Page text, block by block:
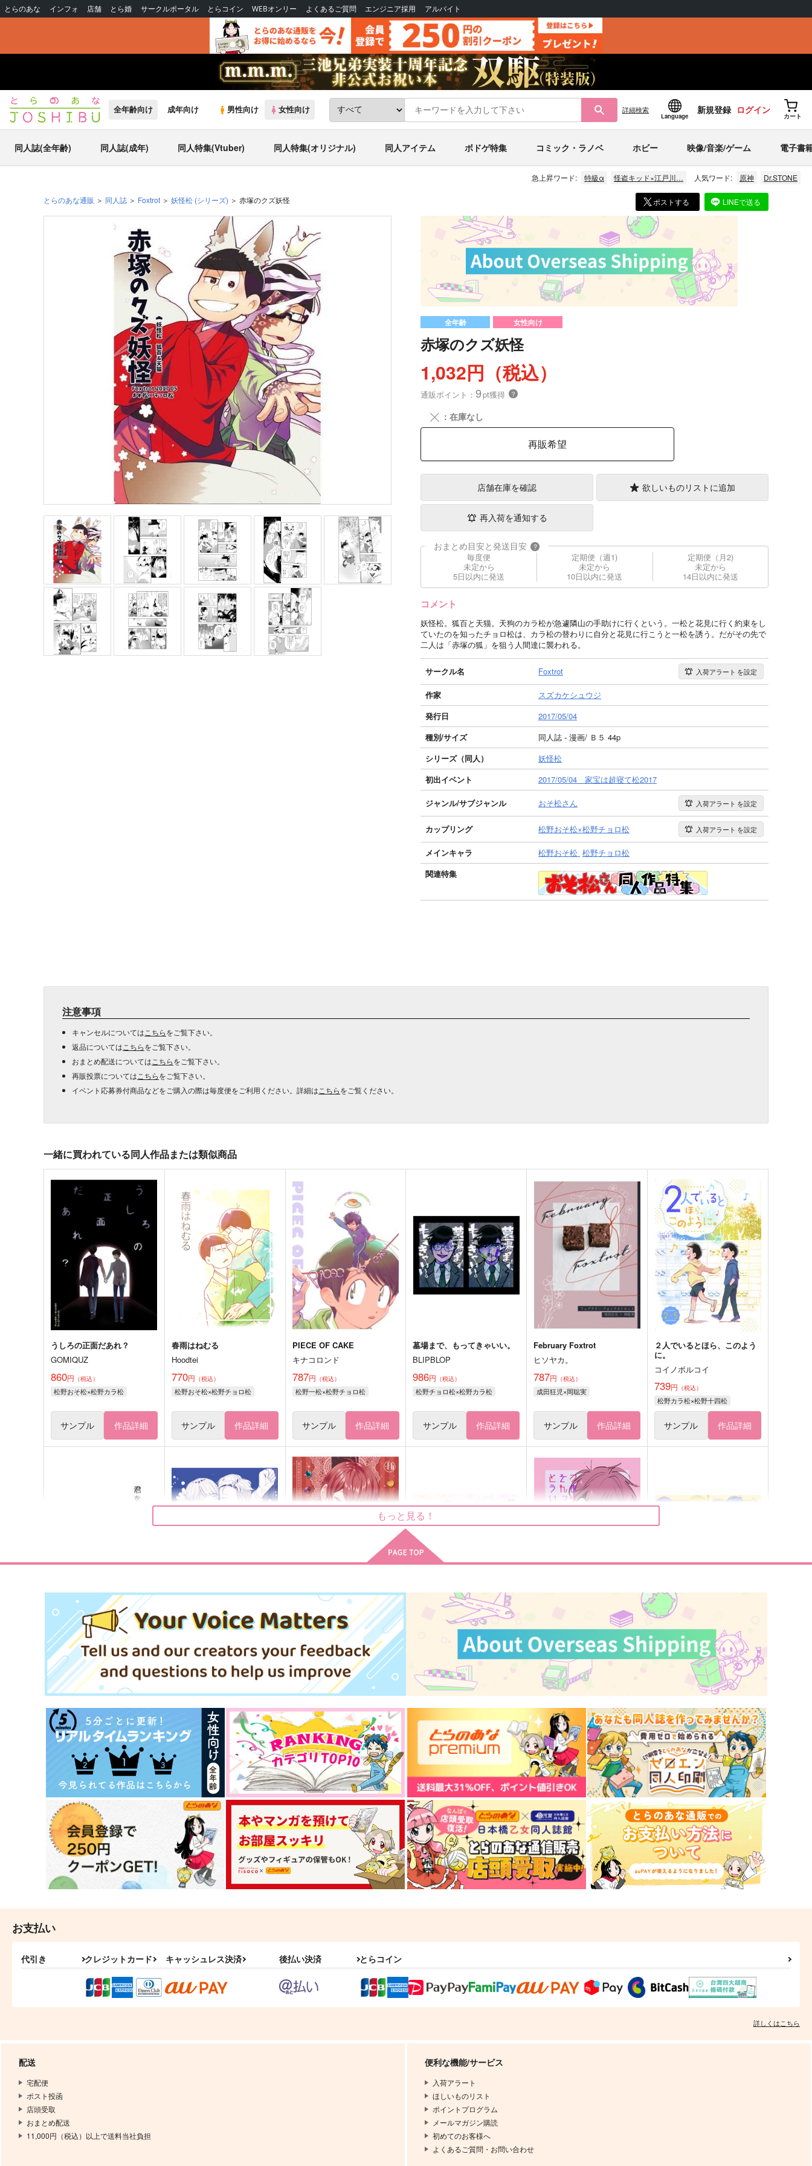
とらのあな インフォ 店舗 とら婚 サークルポータル とらコイン WEBオンリー よくあるご質問 エンジニア採用 アルバイト
全年齢向け 成年向け 男性向け 女性向け 詳細検索
Language
新規登録 ログイン
カート
同人誌(全年齢) 同人誌(成年) 同人特集(Vtuber) 同人特集(オリジナル) 同人アイテム ボドゲ特集 コミック・ラノベ ホビー 映像/音楽/ゲーム 電子書
急上昇ワード: 特級α 怪盗キッド×江戸川… 人気ワード: 原神 Dr.STONE
とらのあな通販 同人誌 Foxtrot 妖怪松 (シリーズ) 赤塚のクズ妖怪 ポストする LINEで送る
全年齢 女性向け
赤塚のクズ妖怪
1,032円（税込）
通販ポイント： 9pt獲得 ？
╳ ：在庫なし
再販希望
店舗在庫を確認 欲しいものリストに追加
再入荷を通知する
おまとめ目安と発送目安 ?
毎度便
未定から
5日以内に発送
定期便（週1)
未定から
10日以内に発送
定期便（月2)
未定から
14日以内に発送
コメント
妖怪松。狐百と天猫。天狗のカラ松が急遽隣山の手助けに行くという。一松と花見に行く約束をし
ていたのを知ったチョロ松は、カラ松の替わりに自分と花見に行こうと一松を誘う。だがその先で
二人は「赤塚の狐」を狙う人間達に襲われる。
サークル名 Foxtrot 入荷アラート を設定
作家
スズカケシュウジ
発行日
2017/05/04
種別/サイズ
同人誌 - 漫画/ Ｂ５ 44p
シリーズ（同人）
妖怪松
初出イベント
2017/05/04 家宝は超寝て松2017
ジャンル/サブジャンル おそ松さん 入荷アラート を設定
カップリング 松野おそ松×松野チョロ松 入荷アラート を設定
メインキャラ 松野おそ松 松野チョロ松
関連特集
注意事項
キャンセルについては こちらをご覧下さい。
返品については こちらをご覧下さい。
おまとめ配送については こちらをご覧下さい。
再販投票については こちらをご覧下さい。
イベント応募券付商品などをご購入の際は毎度便をご利用ください。詳細は こちらをご覧ください。
一緒に買われている同人作品または類似商品
うしろの正面だあれ？
GOMIQUZ
860円 （税込）
松野おそ松×松野カラ松
サンプル 作品詳細
春雨はねむる
Hoodtei
770円 （税込）
松野おそ松×松野チョロ松
サンプル 作品詳細
PIECE OF CAKE
キナコロンド
787円 （税込）
松野一松×松野チョロ松
サンプル 作品詳細
墓場まで、もってきゃいい。
BLIPBLOP
986円 （税込）
松野チョロ松×松野カラ松
サンプル 作品詳細
February Foxtrot
ヒソヤカ。
787円 （税込）
成田狂児×岡聡実
サンプル 作品詳細
２人でいるとほら、このよう
に。
コイノボルコイ
739円 （税込）
松野カラ松×松野十四松
サンプル 作品詳細
君を知りたい
てぴとくら～地球のへそ～
1,210 円（税込）
松野カラ松
かけら
625 円（税込）
松野カラ松×松野おそ松
ダイスキForever
いわし定食
1,143円（税込）
松野おそ松
Too Over!
はちみつノイズ
松野一松×松野おそ松
つまりそれってどういうこ
と？
ホクリホカ。
362円（税込）
松野おそ松×松野一松
オレはつよい！
いわし定食
715円 （税込）
787
サンプル 作品詳細 サンプル 作品詳細 サンプル 作品詳細 サンプル 作品詳細
松野カラ松
サンプル 作品詳細
松野カラ松
サンプル 作品詳細
もっと見る！
お支払い
代引き クレジットカード キャッシュレス決済 後払い決済 とらコイン
詳しくはこちら
配送
宅配便
ポスト投函
店頭受取
おまとめ配送
11,000円（税込）以上で送料当社負担
便利な機能/サービス
入荷アラート
ほしいものリスト
ポイントプログラム
メールマガジン購読
初めてのお客様へ
よくあるご質問・お問い合わせ